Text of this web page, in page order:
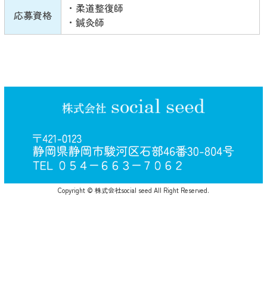
応募資格
・柔道整復師
・鍼灸師
Copyright © 株式会社social seed All Right Reserved.